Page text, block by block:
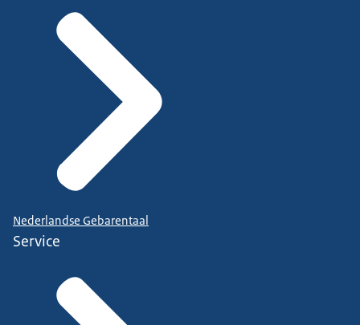
Nederlandse Gebarentaal
Service